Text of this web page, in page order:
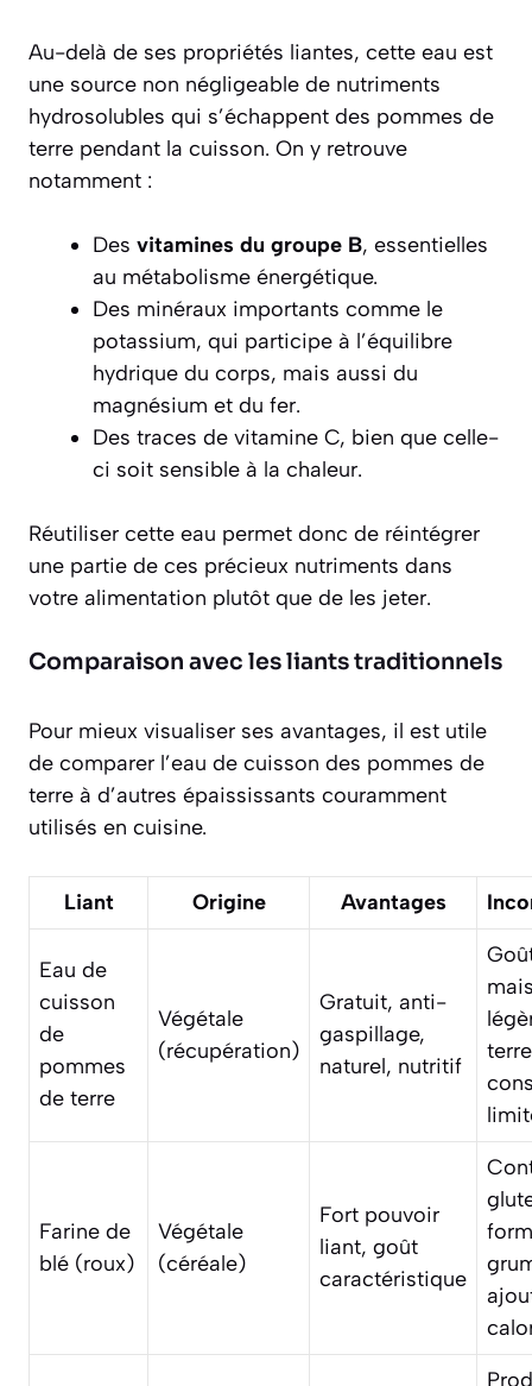
Au-delà de ses propriétés liantes, cette eau est
une source non négligeable de nutriments
hydrosolubles qui s’échappent des pommes de
terre pendant la cuisson. On y retrouve
notamment :
Des vitamines du groupe B, essentielles
au métabolisme énergétique.
Des minéraux importants comme le
potassium, qui participe à l’équilibre
hydrique du corps, mais aussi du
magnésium et du fer.
Des traces de vitamine C, bien que celle-
ci soit sensible à la chaleur.
Réutiliser cette eau permet donc de réintégrer
une partie de ces précieux nutriments dans
votre alimentation plutôt que de les jeter.
Comparaison avec les liants traditionnels
Pour mieux visualiser ses avantages, il est utile
de comparer l’eau de cuisson des pommes de
terre à d’autres épaississants couramment
utilisés en cuisine.
Liant Origine Avantages
Eau de
cuisson
de
pommes
de terre
Végétale
(récupération)
Gratuit, anti-
gaspillage,
naturel, nutritif
Farine de
blé (roux)
Végétale
(céréale)
Fort pouvoir
liant, goût
caractéristique